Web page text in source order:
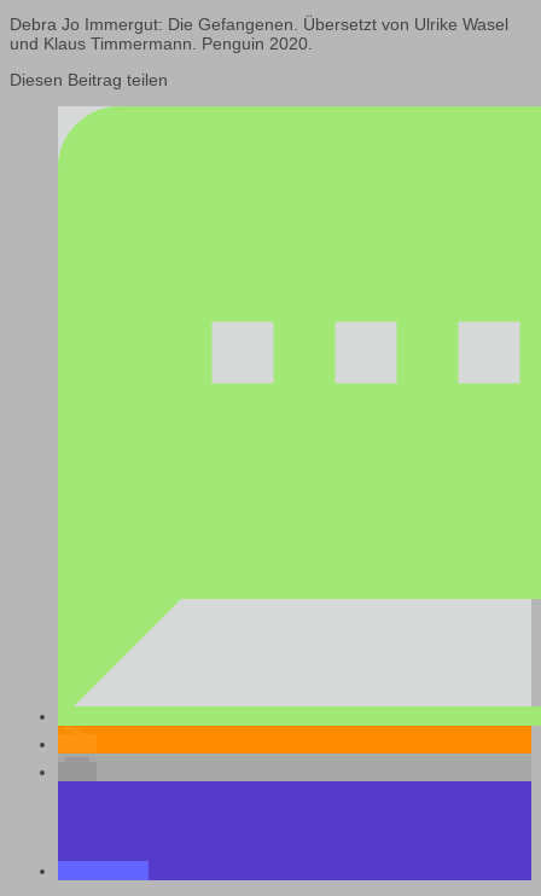
Debra Jo Immergut: Die Gefangenen. Übersetzt von Ulrike Wasel
und Klaus Timmermann. Penguin 2020.
Diesen Beitrag teilen